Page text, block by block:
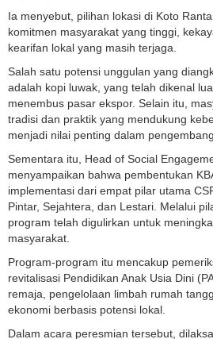
Ia menyebut, pilihan lokasi di Koto
komitmen masyarakat yang tinggi,
kearifan lokal yang masih terjaga.
Salah satu potensi unggulan yang
adalah kopi luwak, yang telah dikenal
menembus pasar ekspor. Selain itu,
tradisi dan praktik yang mendukung
menjadi nilai penting dalam
Sementara itu, Head of Social
menyampaikan bahwa pembentukan
implementasi dari empat pilar utama
Pintar, Sejahtera, dan Lestari. Melalui
program telah digulirkan untuk
masyarakat.
Program-program itu mencakup
revitalisasi Pendidikan Anak Usia Dini
remaja, pengelolaan limbah rumah
ekonomi berbasis potensi lokal.
Dalam acara peresmian tersebut,